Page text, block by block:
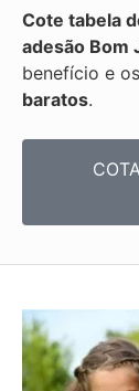
Cote tabela
adesão Bom
benefício e os
baratos.